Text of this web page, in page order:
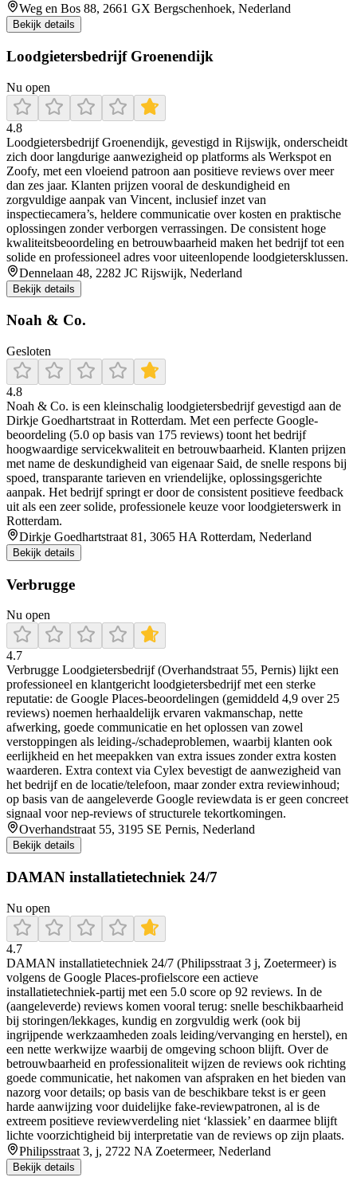
Weg en Bos 88, 2661 GX Bergschenhoek, Nederland
Bekijk details
Loodgietersbedrijf Groenendijk
Nu open
4.8
Loodgietersbedrijf Groenendijk, gevestigd in Rijswijk, onderscheidt
zich door langdurige aanwezigheid op platforms als Werkspot en
Zoofy, met een vloeiend patroon aan positieve reviews over meer
dan zes jaar. Klanten prijzen vooral de deskundigheid en
zorgvuldige aanpak van Vincent, inclusief inzet van
inspectiecamera’s, heldere communicatie over kosten en praktische
oplossingen zonder verborgen verrassingen. De consistent hoge
kwaliteitsbeoordeling en betrouwbaarheid maken het bedrijf tot een
solide en professioneel adres voor uiteenlopende loodgietersklussen.
Dennelaan 48, 2282 JC Rijswijk, Nederland
Bekijk details
Noah & Co.
Gesloten
4.8
Noah & Co. is een kleinschalig loodgietersbedrijf gevestigd aan de
Dirkje Goedhartstraat in Rotterdam. Met een perfecte Google-
beoordeling (5.0 op basis van 175 reviews) toont het bedrijf
hoogwaardige servicekwaliteit en betrouwbaarheid. Klanten prijzen
met name de deskundigheid van eigenaar Said, de snelle respons bij
spoed, transparante tarieven en vriendelijke, oplossingsgerichte
aanpak. Het bedrijf springt er door de consistent positieve feedback
uit als een zeer solide, professionele keuze voor loodgieterswerk in
Rotterdam.
Dirkje Goedhartstraat 81, 3065 HA Rotterdam, Nederland
Bekijk details
Verbrugge
Nu open
4.7
Verbrugge Loodgietersbedrijf (Overhandstraat 55, Pernis) lijkt een
professioneel en klantgericht loodgietersbedrijf met een sterke
reputatie: de Google Places-beoordelingen (gemiddeld 4,9 over 25
reviews) noemen herhaaldelijk ervaren vakmanschap, nette
afwerking, goede communicatie en het oplossen van zowel
verstoppingen als leiding-/schadeproblemen, waarbij klanten ook
eerlijkheid en het meepakken van extra issues zonder extra kosten
waarderen. Extra context via Cylex bevestigt de aanwezigheid van
het bedrijf en de locatie/telefoon, maar zonder extra reviewinhoud;
op basis van de aangeleverde Google reviewdata is er geen concreet
signaal voor nep-reviews of structurele tekortkomingen.
Overhandstraat 55, 3195 SE Pernis, Nederland
Bekijk details
DAMAN installatietechniek 24/7
Nu open
4.7
DAMAN installatietechniek 24/7 (Philipsstraat 3 j, Zoetermeer) is
volgens de Google Places-profielscore een actieve
installatietechniek-partij met een 5.0 score op 92 reviews. In de
(aangeleverde) reviews komen vooral terug: snelle beschikbaarheid
bij storingen/lekkages, kundig en zorgvuldig werk (ook bij
ingrijpende werkzaamheden zoals leiding/vervanging en herstel), en
een nette werkwijze waarbij de omgeving schoon blijft. Over de
betrouwbaarheid en professionaliteit wijzen de reviews ook richting
goede communicatie, het nakomen van afspraken en het bieden van
nazorg voor details; op basis van de beschikbare tekst is er geen
harde aanwijzing voor duidelijke fake-reviewpatronen, al is de
extreem positieve reviewverdeling niet ‘klassiek’ en daarmee blijft
lichte voorzichtigheid bij interpretatie van de reviews op zijn plaats.
Philipsstraat 3, j, 2722 NA Zoetermeer, Nederland
Bekijk details